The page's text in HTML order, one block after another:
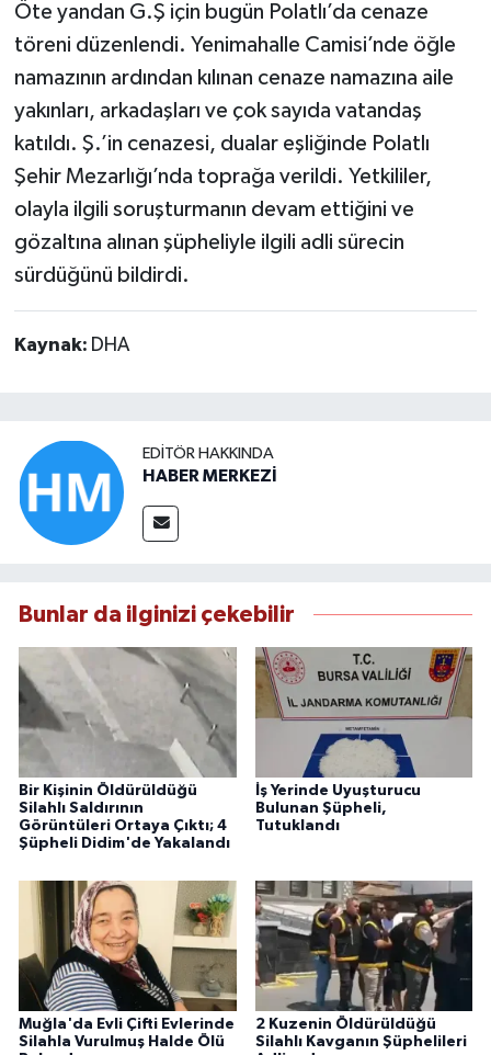
Öte yandan G.Ş için bugün Polatlı’da cenaze
töreni düzenlendi. Yenimahalle Camisi’nde öğle
namazının ardından kılınan cenaze namazına aile
yakınları, arkadaşları ve çok sayıda vatandaş
katıldı. Ş.’in cenazesi, dualar eşliğinde Polatlı
Şehir Mezarlığı’nda toprağa verildi. Yetkililer,
olayla ilgili soruşturmanın devam ettiğini ve
gözaltına alınan şüpheliyle ilgili adli sürecin
sürdüğünü bildirdi.
Kaynak: DHA
EDITÖR HAKKINDA
HABER MERKEZİ
Bunlar da ilginizi çekebilir
Bir Kişinin Öldürüldüğü
Silahlı Saldırının
Görüntüleri Ortaya Çıktı; 4
Şüpheli Didim'de Yakalandı
İş Yerinde Uyuşturucu
Bulunan Şüpheli,
Tutuklandı
Muğla'da Evli Çifti Evlerinde
Silahla Vurulmuş Halde Ölü
2 Kuzenin Öldürüldüğü
Silahlı Kavganın Şüphelileri